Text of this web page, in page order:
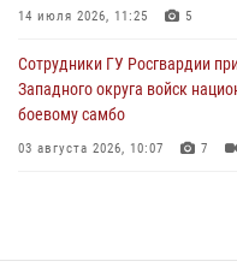
Ленобласти
14 июля 2026, 11:25 5
Сотрудники ГУ Росгвардии
Западного округа войск
боевому самбо
03 августа 2026, 10:07 7